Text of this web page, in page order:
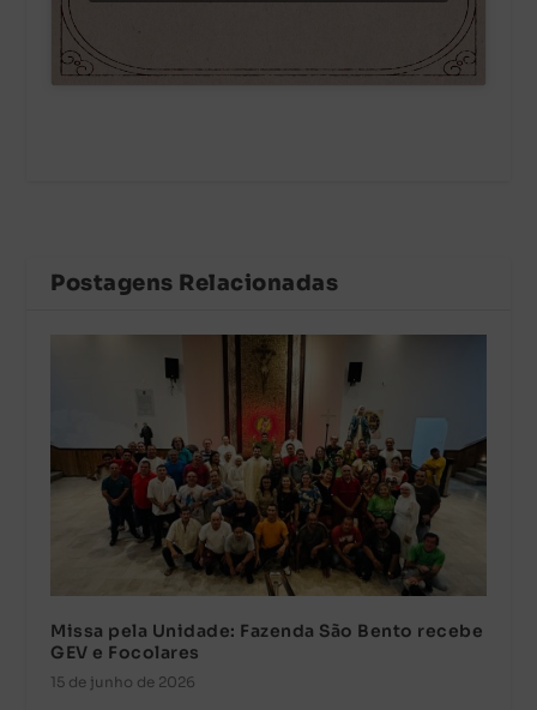
Postagens Relacionadas
Missa pela Unidade: Fazenda São Bento recebe
GEV e Focolares
15 de junho de 2026